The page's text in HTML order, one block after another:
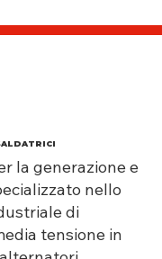
la generazione e
nello
di
tensione in